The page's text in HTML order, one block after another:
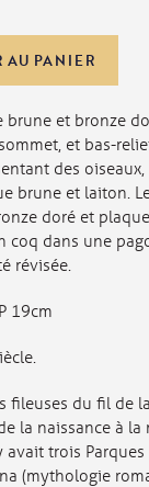
AU PANIER
et bronze
et bas-
des
brune et laiton.
doré et
coq dans une
révisée.
19cm
fileuses du fil de
la naissance à la
trois
(mythologie